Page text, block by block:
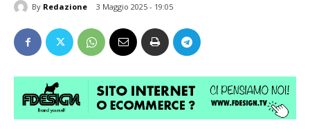
By Redazione 3 Maggio 2025 - 19:05